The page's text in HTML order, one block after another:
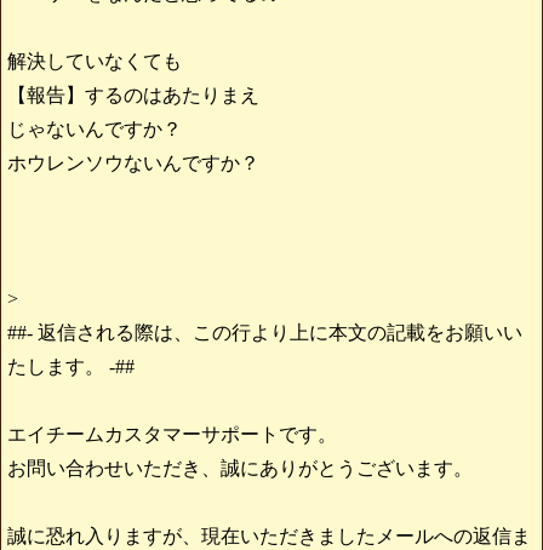
解決していなくても
【報告】するのはあたりまえ
じゃないんですか？
ホウレンソウないんですか？
>
##- 返信される際は、この行より上に本文の記載をお願いい
たします。 -##
エイチームカスタマーサポートです。
お問い合わせいただき、誠にありがとうございます。
誠に恐れ入りますが、現在いただきましたメールへの返信ま